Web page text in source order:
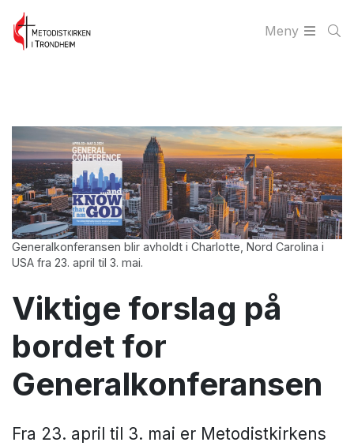
Meny
Generalkonferansen blir avholdt i Charlotte, Nord Carolina i
USA fra 23. april til 3. mai.
Viktige forslag på
bordet for
Generalkonferansen
Fra 23. april til 3. mai er Metodistkirkens